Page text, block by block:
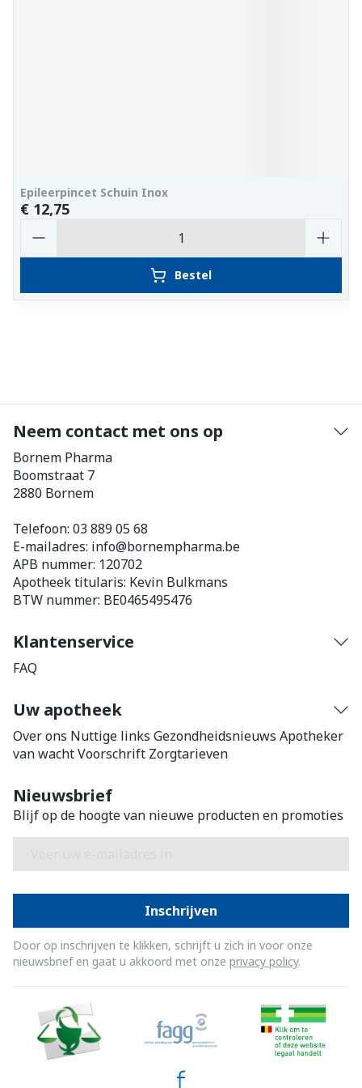
Epileerpincet Schuin Inox
€ 12,75
Bestel
Neem contact met ons op
Bornem Pharma
Boomstraat 7
2880 Bornem
Telefoon: 03 889 05 68
E-mailadres: info@bornempharma.be
APB nummer: 120702
Apotheek titularis: Kevin Bulkmans
BTW nummer: BE0465495476
Klantenservice
FAQ
Uw apotheek
Over ons Nuttige links Gezondheidsnieuws Apotheker
van wachtVoorschrift Zorgtarieven
Nieuwsbrief
Blijf op de hoogte van nieuwe producten en promoties
Inschrijven
Door op inschrijven te klikken, schrijft u zich in voor onze
nieuwsbrief en gaat u akkoord met onze privacy policy.